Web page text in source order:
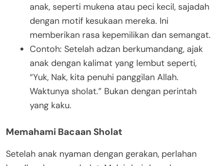
anak, seperti mukena atau peci kecil, sajadah
dengan motif kesukaan mereka. Ini
memberikan rasa kepemilikan dan semangat.
Contoh: Setelah adzan berkumandang, ajak
anak dengan kalimat yang lembut seperti,
“Yuk, Nak, kita penuhi panggilan Allah.
Waktunya sholat.” Bukan dengan perintah
yang kaku.
Memahami Bacaan Sholat
Setelah anak nyaman dengan gerakan, perlahan